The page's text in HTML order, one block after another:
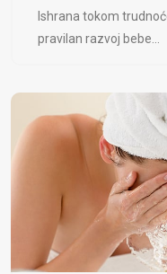
Ishrana tokom
pravilan razvoj bebe...